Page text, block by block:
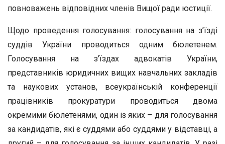
повноважень відповідних членів Вищої ради юстиції.
Щодо проведення голосування: голосування на з’їзді
суддів України проводиться одним бюлетенем.
Голосування на з’їздах адвокатів України,
представників юридичних вищих навчальних закладів
та наукових установ, всеукраїнській конференції
працівників прокуратури проводиться двома
окремими бюлетенями, один із яких – для голосування
за кандидатів, які є суддями або суддями у відставці, а